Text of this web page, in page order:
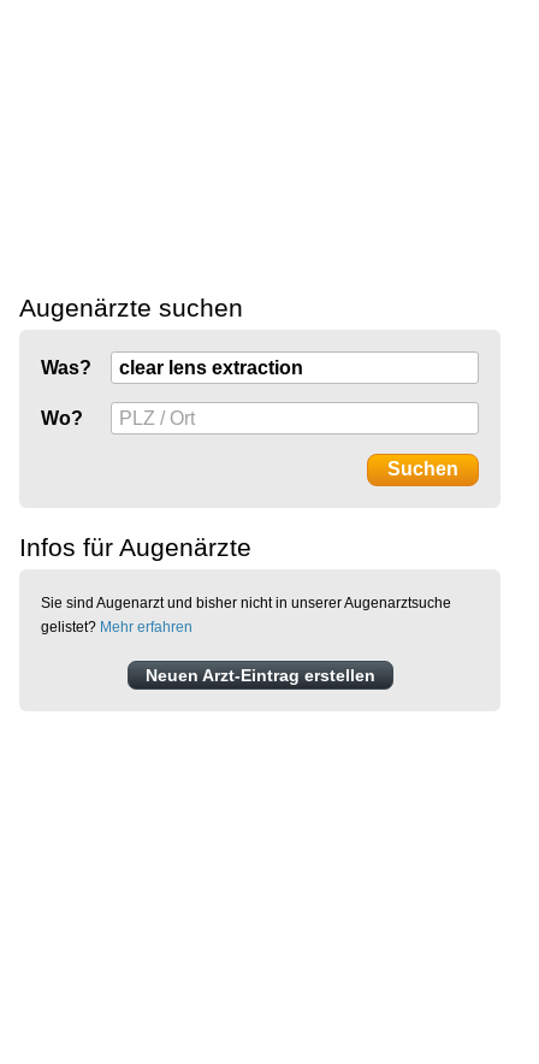
Augenärzte suchen
Was?
Wo?
Infos für Augenärzte
Sie sind Augenarzt und bisher nicht in unserer Augenarztsuche
gelistet? Mehr erfahren
Neuen Arzt-Eintrag erstellen